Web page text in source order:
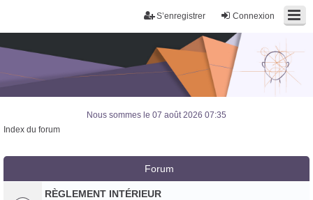
Connexion
S’enregistrer
Nous sommes le 07 août 2026 07:35
Index du forum
Forum
RÈGLEMENT INTÉRIEUR